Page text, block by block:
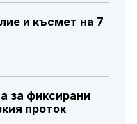
и късмет на 7
за фиксирани
проток